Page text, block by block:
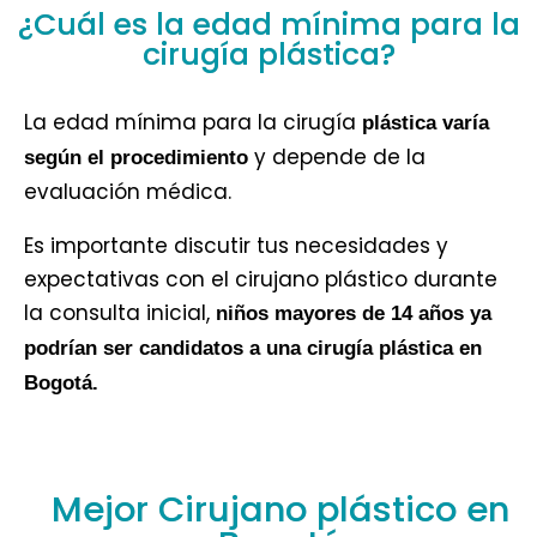
¿Cuál es la edad mínima para la
cirugía plástica?
La edad mínima para la cirugía plástica varía
según el procedimiento y depende de la
evaluación médica.
Es importante discutir tus necesidades y
expectativas con el cirujano plástico durante
la consulta inicial, niños mayores de 14 años ya
podrían ser candidatos a una cirugía plástica en
Bogotá.
Mejor Cirujano plástico en